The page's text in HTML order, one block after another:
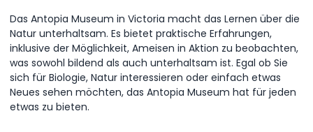
Das Antopia Museum in Victoria macht das Lernen über die
Natur unterhaltsam. Es bietet praktische Erfahrungen,
inklusive der Möglichkeit, Ameisen in Aktion zu beobachten,
was sowohl bildend als auch unterhaltsam ist. Egal ob Sie
sich für Biologie, Natur interessieren oder einfach etwas
Neues sehen möchten, das Antopia Museum hat für jeden
etwas zu bieten.